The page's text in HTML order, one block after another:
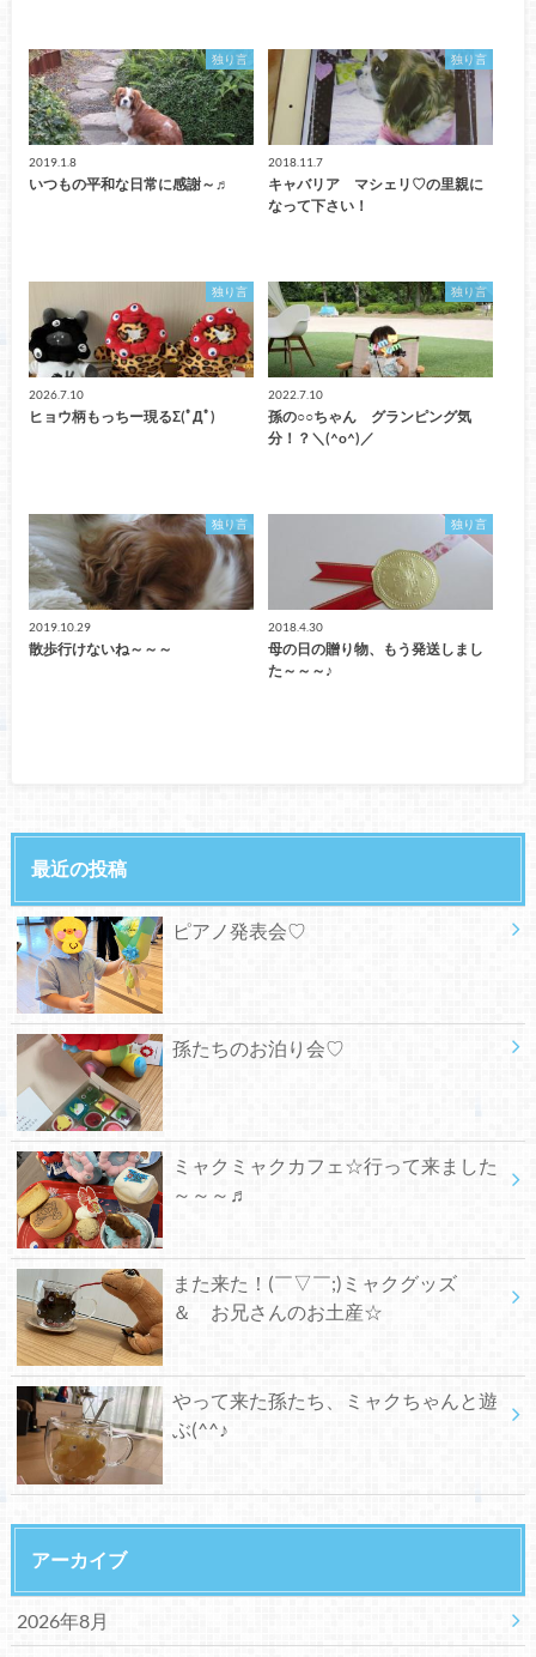
独り言
2019.1.8
いつもの平和な日常に感謝～♬
独り言
2018.11.7
キャバリア マシェリ♡の里親に
なって下さい！
独り言
2026.7.10
ヒョウ柄もっちー現るΣ(ﾟДﾟ)
独り言
2022.7.10
孫の○○ちゃん グランピング気
分！？＼(^o^)／
独り言
2019.10.29
散歩行けないね～～～
独り言
2018.4.30
母の日の贈り物、もう発送しまし
た～～～♪
最近の投稿
ピアノ発表会♡
孫たちのお泊り会♡
ミャクミャクカフェ☆行って来ました
～～～♬
また来た！(￣▽￣;)ミャクグッズ
＆ お兄さんのお土産☆
やって来た孫たち、ミャクちゃんと遊
ぶ(^^♪
アーカイブ
2026年8月